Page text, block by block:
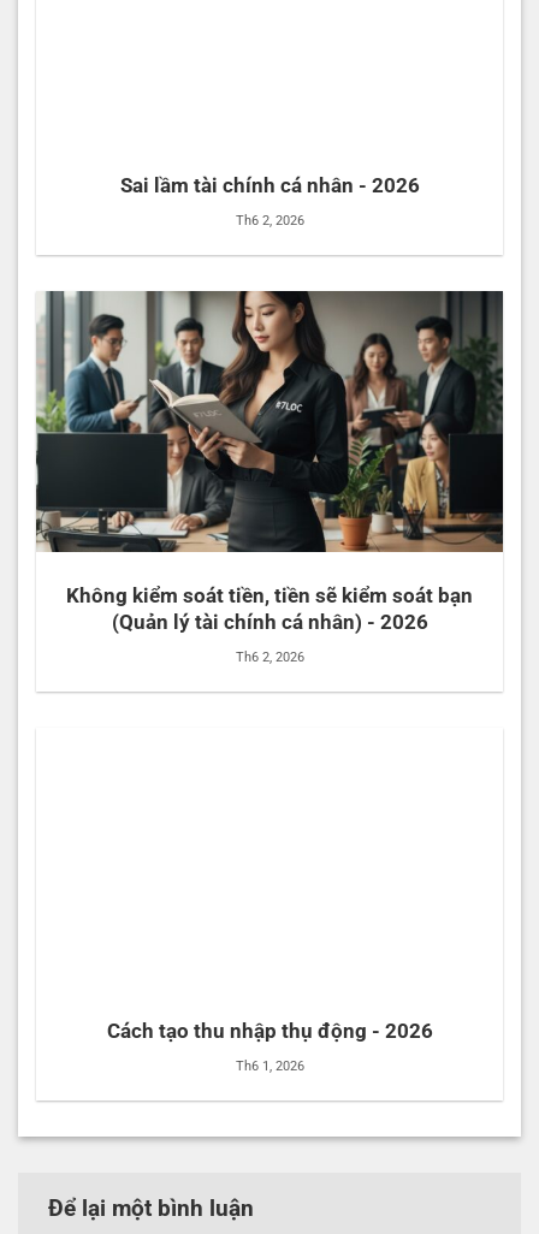
Sai lầm tài chính cá nhân - 2026
Th6 2, 2026
Không kiểm soát tiền, tiền sẽ kiểm soát bạn
(Quản lý tài chính cá nhân) - 2026
Th6 2, 2026
Cách tạo thu nhập thụ động - 2026
Th6 1, 2026
Để lại một bình luận